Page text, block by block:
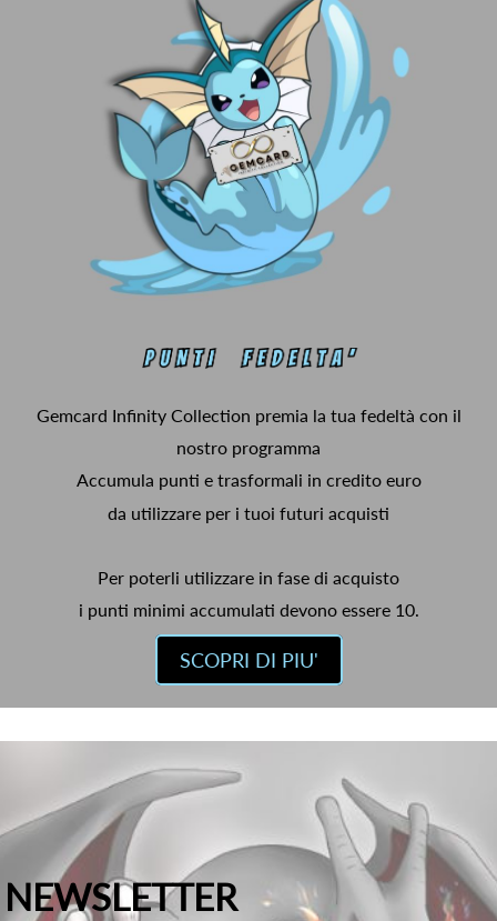
Gemcard Infinity Collection premia la tua fedeltà con il
nostro programma
Accumula punti e trasformali in credito euro
da utilizzare per i tuoi futuri acquisti
Per poterli utilizzare in fase di acquisto
i punti minimi accumulati devono essere 10.
SCOPRI DI PIU'
NEWSLETTER